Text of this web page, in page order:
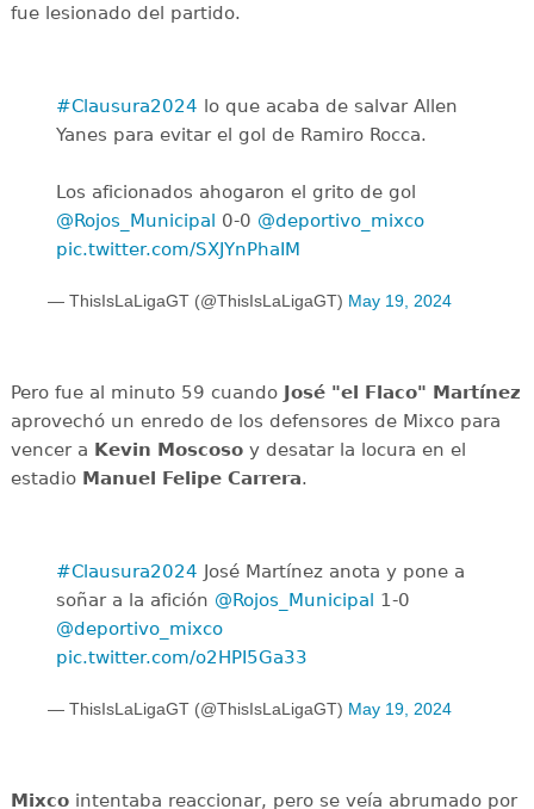
fue lesionado del partido.
#Clausura2024 lo que acaba de salvar Allen
Yanes para evitar el gol de Ramiro Rocca.
Los aficionados ahogaron el grito de gol
@Rojos_Municipal 0-0 @deportivo_mixco
pic.twitter.com/SXJYnPhaIM
— ThisIsLaLigaGT (@ThisIsLaLigaGT) May 19, 2024
Pero fue al minuto 59 cuando José "el Flaco" Martínez
aprovechó un enredo de los defensores de Mixco para
vencer a Kevin Moscosoy desatar la locura en el
estadio Manuel Felipe Carrera.
#Clausura2024 José Martínez anota y pone a
soñar a la afición @Rojos_Municipal 1-0
@deportivo_mixco
pic.twitter.com/o2HPI5Ga33
— ThisIsLaLigaGT (@ThisIsLaLigaGT) May 19, 2024
Mixcointentaba reaccionar, pero se veía abrumado por